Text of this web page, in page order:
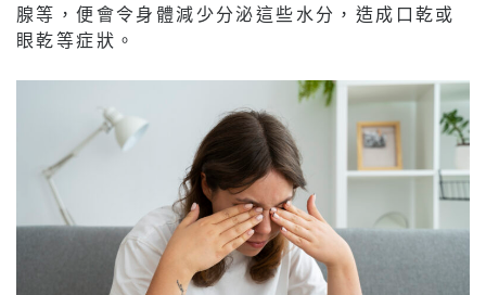
腺等，便會令身體減少分泌這些水分，造成口乾或
眼乾等症狀。